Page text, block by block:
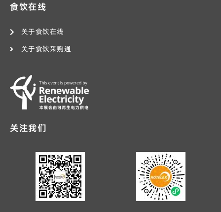
食饮在线
关于食饮在线
关于食饮采购通
关注我们